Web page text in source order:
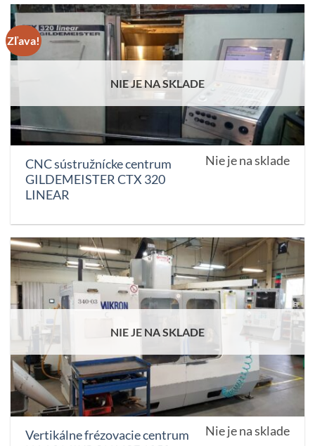
Zľava!
NIE JE NA SKLADE
CNC sústružnícke centrum
GILDEMEISTER CTX 320
LINEAR
Nie je na sklade
NIE JE NA SKLADE
Vertikálne frézovacie centrum
Nie je na sklade